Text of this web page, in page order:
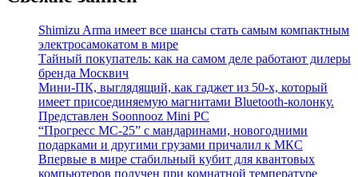
Shimizu Arma имеет все шансы стать самым компактным
электросамокатом в мире
Тайный покупатель: как на самом деле работают дилеры
бренда Москвич
Мини-ПК, выглядящий, как гаджет из 50-х, который
имеет присоединяемую магнитами Bluetooth-колонку.
Представлен Soonnooz Mini PC
“Прогресс МС-25” с мандаринами, новогодними
подарками и другими грузами причалил к МКС
Впервые в мире стабильный кубит для квантовых
компьютеров получен при комнатной температуре